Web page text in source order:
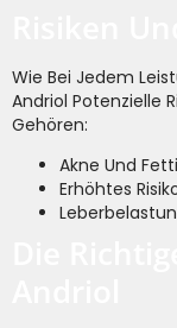
Wie Bei Jedem
Andriol Potenzielle
Gehören:
Akne Und
Erhöhtes